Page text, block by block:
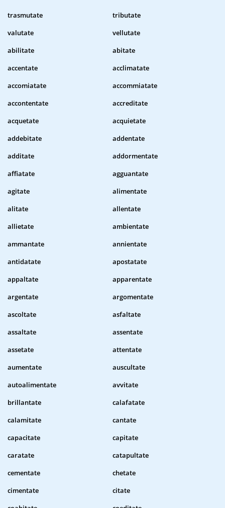
trasmutate
tributate
valutate
vellutate
abilitate
abitate
accentate
acclimatate
accomiatate
accommiatate
accontentate
accreditate
acquetate
acquietate
addebitate
addentate
additate
addormentate
affiatate
agguantate
agitate
alimentate
alitate
allentate
allietate
ambientate
ammantate
annientate
antidatate
apostatate
appaltate
apparentate
argentate
argomentate
ascoltate
asfaltate
assaltate
assentate
assetate
attentate
aumentate
auscultate
autoalimentate
avvitate
brillantate
calafatate
calamitate
cantate
capacitate
capitate
caratate
catapultate
cementate
chetate
cimentate
citate